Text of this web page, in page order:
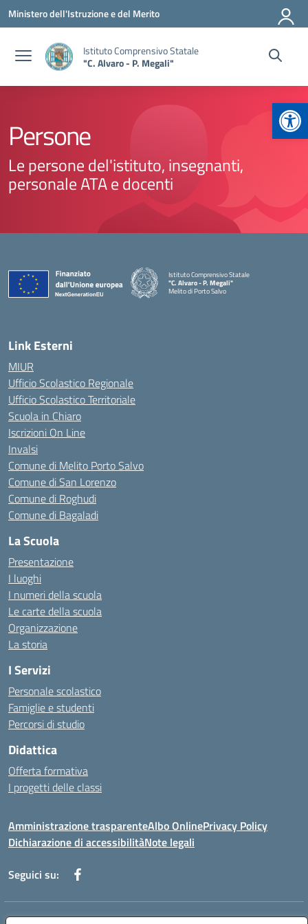
Vai ai contenuti
Vai al menu di navigazione
Vai al footer
Ministero dell'Istruzione e del Merito
Istituto Comprensivo Statale
"C. Alvaro - P. Megali"
Persone
Le persone del'istituto, insegnanti,
personale ATA e docenti
Istituto Comprensivo Statale
"C. Alvaro - P. Megali"
Melito di Porto Salvo
Link Esterni
MIUR
Ufficio Scolastico Regionale
Ufficio Scolastico Territoriale
Scuola in Chiaro
Iscrizioni On Line
Invalsi
Comune di Melito Porto Salvo
Comune di San Lorenzo
Comune di Roghudi
Comune di Bagaladi
La Scuola
Presentazione
I luoghi
I numeri della scuola
Le carte della scuola
Organizzazione
La storia
I Servizi
Personale scolastico
Famiglie e studenti
Percorsi di studio
Didattica
Offerta formativa
I progetti delle classi
Amministrazione trasparenteAlbo OnlinePrivacy Policy
Dichiarazione di accessibilitàNote legali
Seguici su: